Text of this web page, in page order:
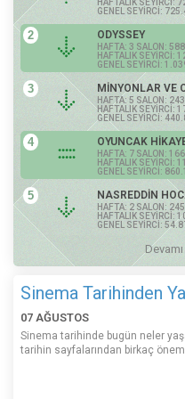
HAFTALIK SEYİRCİ:
GENEL SEYİRCİ:
2 ODYSSEY
HAFTA: 3 SALON: 588
HAFTALIK SEYİRCİ:
GENEL SEYİRCİ:
3 MİNYONLAR VE
HAFTA: 5 SALON: 243
HAFTALIK SEYİRCİ:
GENEL SEYİRCİ:
4 OYUNCAK
HAFTA: 7 SALON: 166
HAFTALIK SEYİRCİ:
GENEL SEYİRCİ:
5 NASREDDİN
HAFTA: 2 SALON: 245
HAFTALIK SEYİRCİ:
GENEL SEYİRCİ:
Devamı
Sinema Tarihinden
07 AĞUSTOS
Sinema tarihinde bugün neler
tarihin sayfalarından birkaç